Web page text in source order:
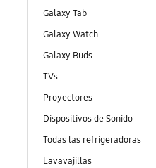
Galaxy Tab
Galaxy Watch
Galaxy Buds
TVs
Proyectores
Dispositivos de Sonido
Todas las refrigeradoras
Lavavajillas